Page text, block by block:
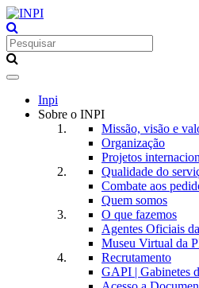
Toggle
navigation
Inpi
Sobre o INPI
Missão, visão e
Organização
Projetos
Qualidade do
Combate aos
Quem somos
O que fazemos
Agentes Oficiais
Museu Virtual da
Recrutamento
GAPI | Gabinetes